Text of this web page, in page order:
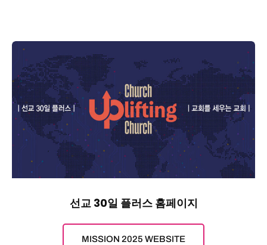
선교 30일 플러스 홈페이지
MISSION 2025 WEBSITE